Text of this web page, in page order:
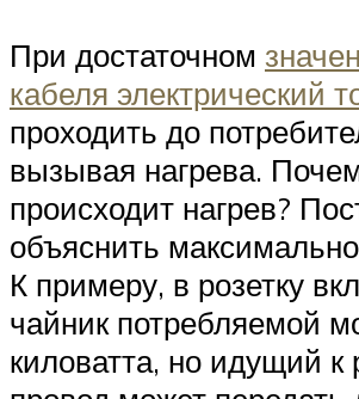
При достаточном
кабеля электрический
проходить до
вызывая нагрева.
происходит нагрев?
объяснить
К примеру, в розетку
чайник потребляемой
киловатта, но идущий к